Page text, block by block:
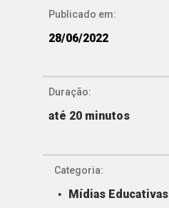
Publicado em:
28/06/2022
Duração:
até 20 minutos
Categoria:
Mídias Educativas